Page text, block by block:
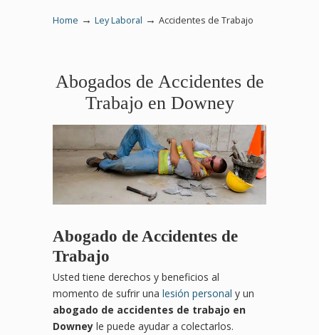
Home → Ley Laboral → Accidentes de Trabajo
Abogados de Accidentes de
Trabajo en Downey
Abogado de Accidentes de
Trabajo
Usted tiene derechos y beneficios al
momento de sufrir una lesión personal y un
abogado de accidentes de trabajo en
Downey le puede ayudar a colectarlos.